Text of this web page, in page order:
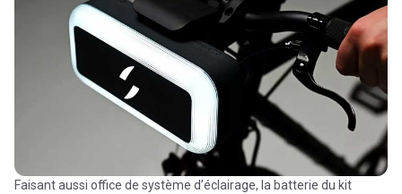
Faisant aussi office de système d’éclairage, la batterie du kit